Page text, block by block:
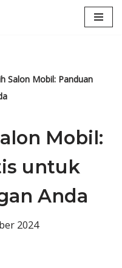
Salon Mobil: Panduan
Mobil:
untuk
Anda
2024